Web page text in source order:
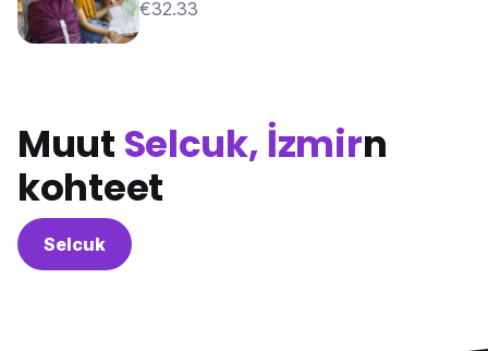
€32.33
Muut Selcuk, İzmirn
kohteet
Selcuk